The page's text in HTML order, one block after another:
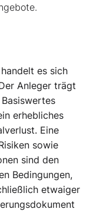
es sich
Anleger trägt
erhebliches
Eine
sowie
sind den
Bedingungen,
etwaiger